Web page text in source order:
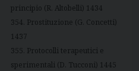
principio (R. Altobelli) 1434
354. Prostituzione (G. Concetti)
1437
355. Protocolli terapeutici e
sperimentali (D. Tucconi) 1445